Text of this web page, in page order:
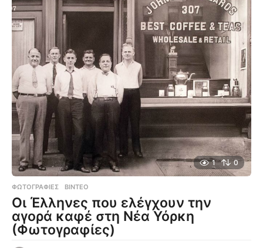
1 0
ΦΩΤΟΓΡΑΦΊΕΣ ,ΒΊΝΤΕΟ
Οι Έλληνες που ελέγχουν την
αγορά καφέ στη Νέα Υόρκη
(Φωτογραφίες)